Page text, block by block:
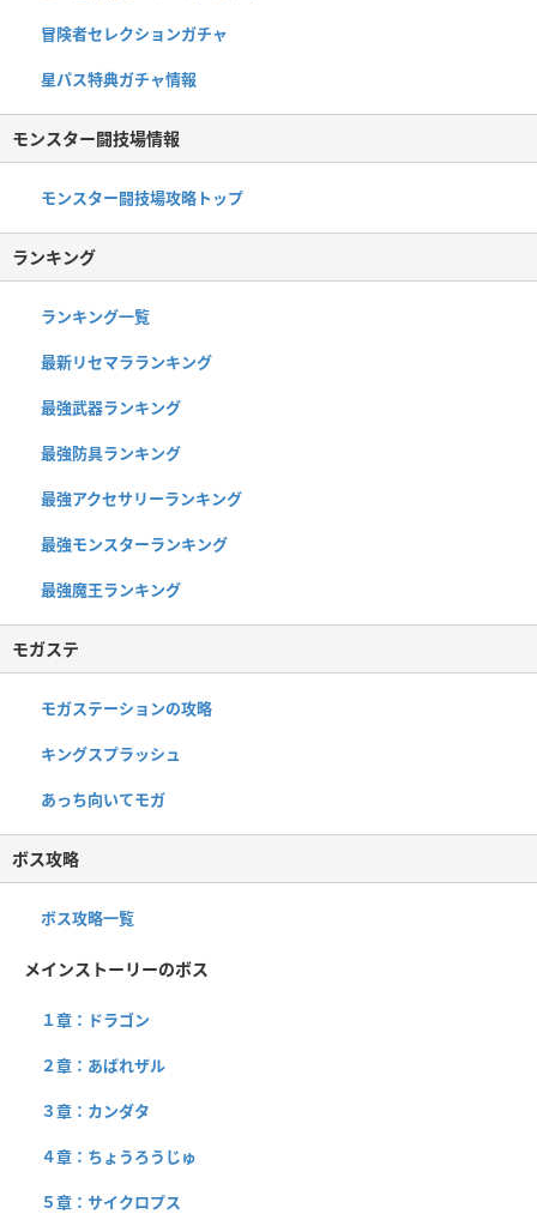
冒険者セレクションガチャ
星パス特典ガチャ情報
モンスター闘技場情報
モンスター闘技場攻略トップ
ランキング
ランキング一覧
最新リセマラランキング
最強武器ランキング
最強防具ランキング
最強アクセサリーランキング
最強モンスターランキング
最強魔王ランキング
モガステ
モガステーションの攻略
キングスプラッシュ
あっち向いてモガ
ボス攻略
ボス攻略一覧
メインストーリーのボス
１章：ドラゴン
２章：あばれザル
３章：カンダタ
４章：ちょうろうじゅ
５章：サイクロプス